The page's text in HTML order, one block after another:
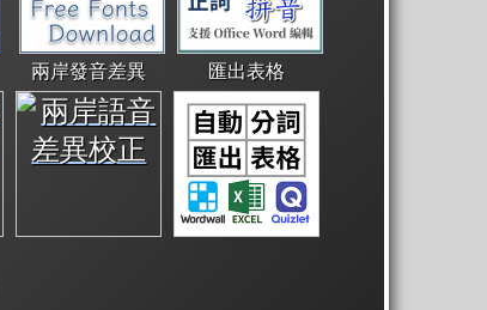
兩岸發音差異 匯出表格